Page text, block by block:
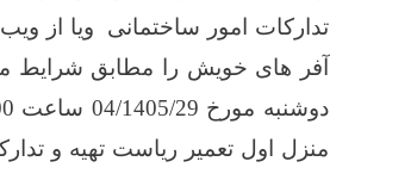
تدارکات امور ساختمانی
ویا از
آفر های خویش را مطابق شرایط
دوشنبه مورخ 29
/04/1405 ساعت
منزل اول تعمیر ریاست تهیه و